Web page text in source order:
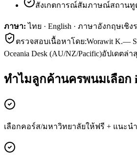
สังเกตการณ์สัมภาษณ์สถานทูต
ภาษา: ไทย · English · ภาษาอังกฤษเชิง
ตรวจสอบเนื้อหาโดย:Worawit K.—
Oceania Desk (AU/NZ/Pacific)อัปเดตล่า
ทำไมลูกค้านครพนมเลือก
เลือกคอร์ส/มหาวิทยาลัยให้ฟรี + แนะน